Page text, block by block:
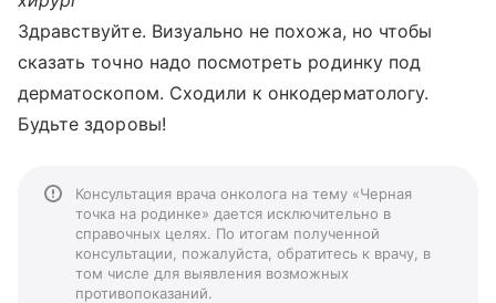
Здравствуйте. Визуально не похожа, но чтобы
сказать точно надо посмотреть родинку под
дерматоскопом. Сходили к онкодерматологу.
Будьте здоровы!
Консультация врача онколога на тему «Черная
точка на родинке» дается исключительно в
справочных целях. По итогам полученной
консультации, пожалуйста, обратитесь к врачу, в
том числе для выявления возможных
противопоказаний.